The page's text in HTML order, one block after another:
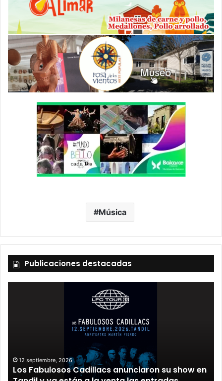
Música
Publicaciones destacadas
12 septiembre, 2026
Los Fabulosos Cadillacs anunciaron su show en